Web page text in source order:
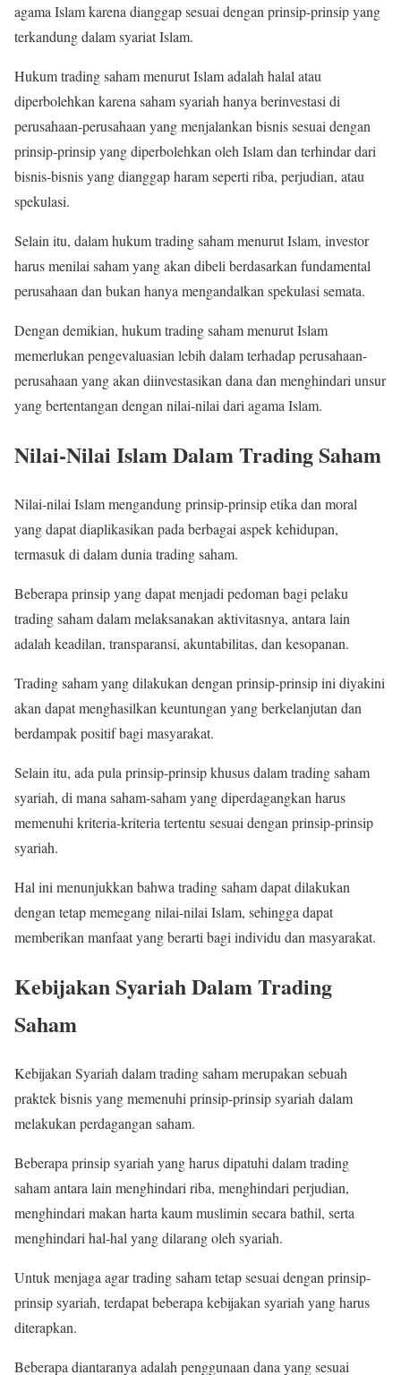
agama Islam karena dianggap sesuai dengan prinsip-prinsip yang
terkandung dalam syariat Islam.
Hukum trading saham menurut Islam adalah halal atau
diperbolehkan karena saham syariah hanya berinvestasi di
perusahaan-perusahaan yang menjalankan bisnis sesuai dengan
prinsip-prinsip yang diperbolehkan oleh Islam dan terhindar dari
bisnis-bisnis yang dianggap haram seperti riba, perjudian, atau
spekulasi.
Selain itu, dalam hukum trading saham menurut Islam, investor
harus menilai saham yang akan dibeli berdasarkan fundamental
perusahaan dan bukan hanya mengandalkan spekulasi semata.
Dengan demikian, hukum trading saham menurut Islam
memerlukan pengevaluasian lebih dalam terhadap perusahaan-
perusahaan yang akan diinvestasikan dana dan menghindari unsur
yang bertentangan dengan nilai-nilai dari agama Islam.
Nilai-Nilai Islam Dalam Trading Saham
Nilai-nilai Islam mengandung prinsip-prinsip etika dan moral
yang dapat diaplikasikan pada berbagai aspek kehidupan,
termasuk di dalam dunia trading saham.
Beberapa prinsip yang dapat menjadi pedoman bagi pelaku
trading saham dalam melaksanakan aktivitasnya, antara lain
adalah keadilan, transparansi, akuntabilitas, dan kesopanan.
Trading saham yang dilakukan dengan prinsip-prinsip ini diyakini
akan dapat menghasilkan keuntungan yang berkelanjutan dan
berdampak positif bagi masyarakat.
Selain itu, ada pula prinsip-prinsip khusus dalam trading saham
syariah, di mana saham-saham yang diperdagangkan harus
memenuhi kriteria-kriteria tertentu sesuai dengan prinsip-prinsip
syariah.
Hal ini menunjukkan bahwa trading saham dapat dilakukan
dengan tetap memegang nilai-nilai Islam, sehingga dapat
memberikan manfaat yang berarti bagi individu dan masyarakat.
Kebijakan Syariah Dalam Trading
Saham
Kebijakan Syariah dalam trading saham merupakan sebuah
praktek bisnis yang memenuhi prinsip-prinsip syariah dalam
melakukan perdagangan saham.
Beberapa prinsip syariah yang harus dipatuhi dalam trading
saham antara lain menghindari riba, menghindari perjudian,
menghindari makan harta kaum muslimin secara bathil, serta
menghindari hal-hal yang dilarang oleh syariah.
Untuk menjaga agar trading saham tetap sesuai dengan prinsip-
prinsip syariah, terdapat beberapa kebijakan syariah yang harus
diterapkan.
Beberapa diantaranya adalah penggunaan dana yang sesuai